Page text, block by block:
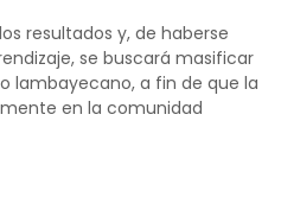
resultados y, de haberse
se buscará masificar
lambayecano, a fin de que la
en la comunidad